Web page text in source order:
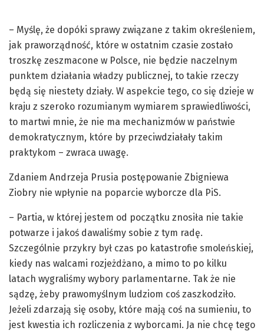
– Myślę, że dopóki sprawy związane z takim określeniem,
jak praworządność, które w ostatnim czasie zostało
troszkę zeszmacone w Polsce, nie będzie naczelnym
punktem działania władzy publicznej, to takie rzeczy
będą się niestety działy. W aspekcie tego, co się dzieje w
kraju z szeroko rozumianym wymiarem sprawiedliwości,
to martwi mnie, że nie ma mechanizmów w państwie
demokratycznym, które by przeciwdziałały takim
praktykom – zwraca uwagę.
Zdaniem Andrzeja Prusia postępowanie Zbigniewa
Ziobry nie wpłynie na poparcie wyborcze dla PiS.
– Partia, w której jestem od początku znosiła nie takie
potwarze i jakoś dawaliśmy sobie z tym radę.
Szczególnie przykry był czas po katastrofie smoleńskiej,
kiedy nas walcami rozjeżdżano, a mimo to po kilku
latach wygraliśmy wybory parlamentarne. Tak że nie
sądzę, żeby prawomyślnym ludziom coś zaszkodziło.
Jeżeli zdarzają się osoby, które mają coś na sumieniu, to
jest kwestia ich rozliczenia z wyborcami. Ja nie chcę tego